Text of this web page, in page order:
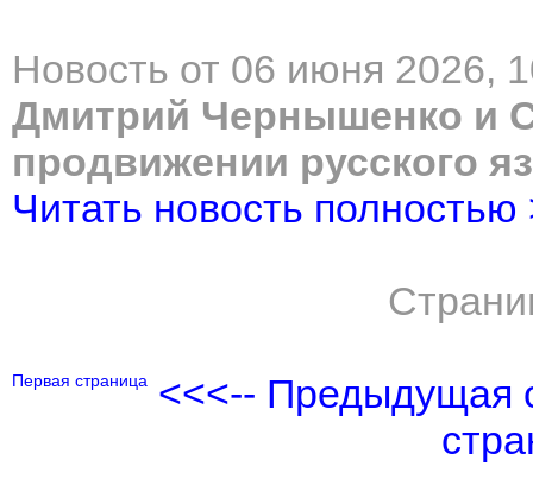
Новость от 06 июня 2026,
Дмитрий Чернышенко и
продвижении русского
Читать новость полностью
Первая страница
<<<-- Предыдущая